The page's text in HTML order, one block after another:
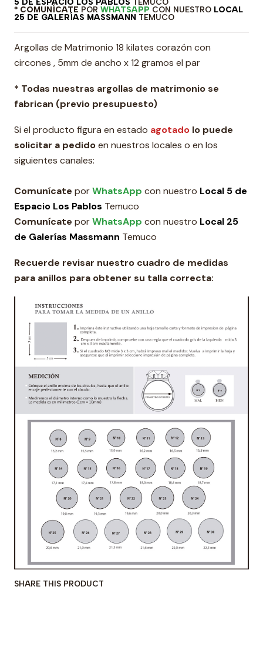
* COMUNÍCATE POR WHATSAPP CON NUESTRO LOCAL
25 DE GALERÍAS MASSMANN TEMUCO
Argollas de Matrimonio 18 kilates corazón con
circones , 5mm de ancho x 12 gramos el par
* Todas nuestras argollas de matrimonio se
fabrican (previo presupuesto)
Si el producto figura en estado agotado lo puede
solicitar a pedidoen nuestros locales o en los
siguientes canales:
Comunícate porWhatsApp con nuestro Local 5 de
Espacio Los Pablos Temuco
Comunícate porWhatsApp con nuestro Local 25
de Galerías Massmann Temuco
Recuerde revisar nuestro cuadro de medidas
para anillos para obtener su talla correcta:
SHARE THIS PRODUCT